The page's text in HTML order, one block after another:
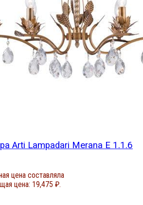
Arti Lampadari Merana E 1.1.6
цена составляла
цена: 19,475 ₽.